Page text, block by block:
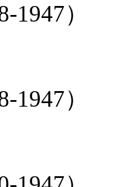
1947）
1947）